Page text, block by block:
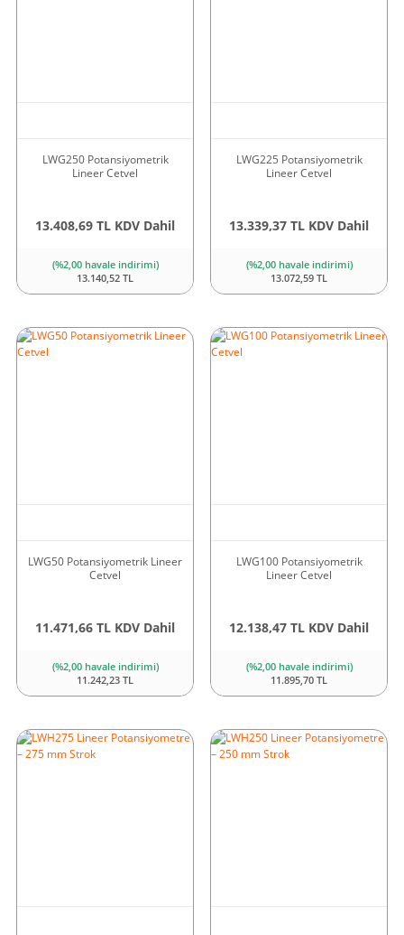
LWG250 Potansiyometrik
Lineer Cetvel
13.408,69 TL KDV Dahil
(%2,00 havale indirimi)
13.140,52 TL
LWG225 Potansiyometrik
Lineer Cetvel
13.339,37 TL KDV Dahil
(%2,00 havale indirimi)
13.072,59 TL
LWG50 Potansiyometrik Lineer
Cetvel
11.471,66 TL KDV Dahil
(%2,00 havale indirimi)
11.242,23 TL
LWG100 Potansiyometrik
Lineer Cetvel
12.138,47 TL KDV Dahil
(%2,00 havale indirimi)
11.895,70 TL